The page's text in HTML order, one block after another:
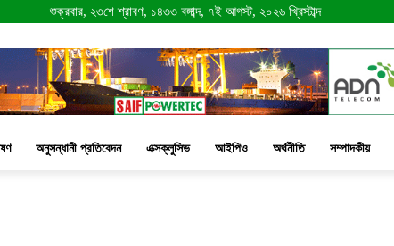
শুক্রবার, ২৩শে শ্রাবণ, ১৪৩৩ বঙ্গাব্দ, ৭ই আগস্ট, ২০২৬ খ্রিস্টাব্দ
অনুসন্ধানী প্রতিবেদন এক্সক্লুসিভ আইপিও অর্থনীতি সম্পাদকীয়